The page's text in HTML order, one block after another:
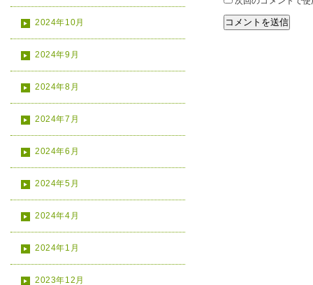
2024年10月
2024年9月
2024年8月
2024年7月
2024年6月
2024年5月
2024年4月
2024年1月
2023年12月